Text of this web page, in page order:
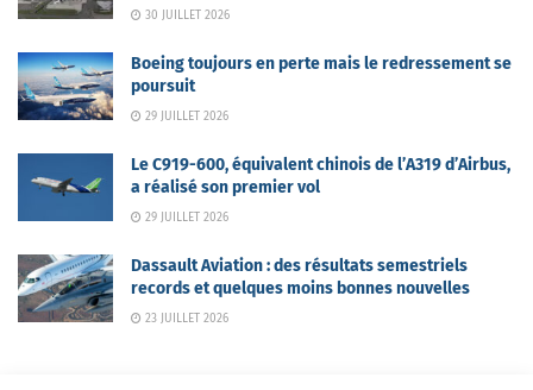
30 JUILLET 2026
Boeing toujours en perte mais le redressement se
poursuit
29 JUILLET 2026
Le C919-600, équivalent chinois de l’A319 d’Airbus,
a réalisé son premier vol
29 JUILLET 2026
Dassault Aviation : des résultats semestriels
records et quelques moins bonnes nouvelles
23 JUILLET 2026